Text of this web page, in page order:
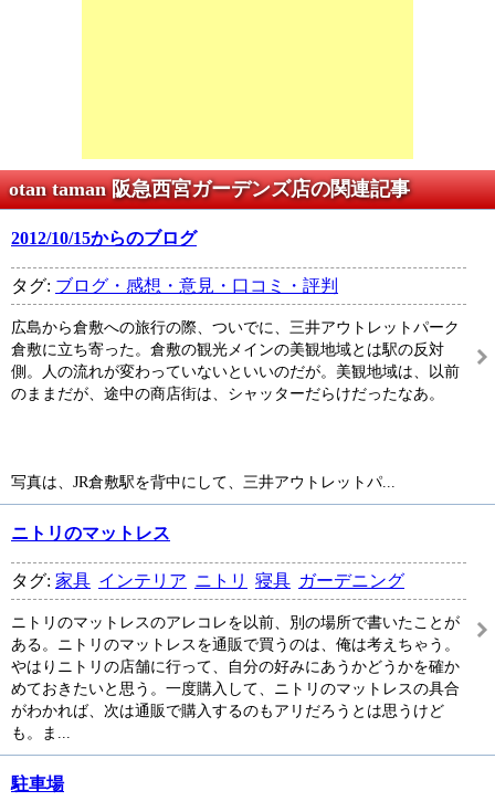
otan taman 阪急西宮ガーデンズ店の関連記事
2012/10/15からのブログ
タグ: ブログ・感想・意見・口コミ・評判
広島から倉敷への旅行の際、ついでに、三井アウトレットパーク
倉敷に立ち寄った。倉敷の観光メインの美観地域とは駅の反対
側。人の流れが変わっていないといいのだが。美観地域は、以前
のままだが、途中の商店街は、シャッターだらけだったなあ。
写真は、JR倉敷駅を背中にして、三井アウトレットパ...
ニトリのマットレス
タグ: 家具 インテリア ニトリ 寝具 ガーデニング
ニトリのマットレスのアレコレを以前、別の場所で書いたことが
ある。ニトリのマットレスを通販で買うのは、俺は考えちゃう。
やはりニトリの店舗に行って、自分の好みにあうかどうかを確か
めておきたいと思う。一度購入して、ニトリのマットレスの具合
がわかれば、次は通販で購入するのもアリだろうとは思うけど
も。ま...
駐車場